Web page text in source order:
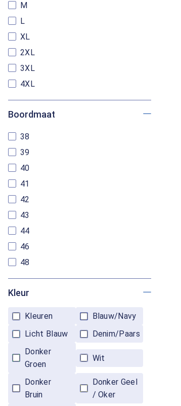
M
L
XL
2XL
3XL
4XL
Boordmaat
38
39
40
41
42
43
44
46
48
Kleur
Kleuren
Blauw/Navy
Licht Blauw
Denim/Paars
Donker
Groen
Wit
Donker
Bruin
Donker Geel
/ Oker